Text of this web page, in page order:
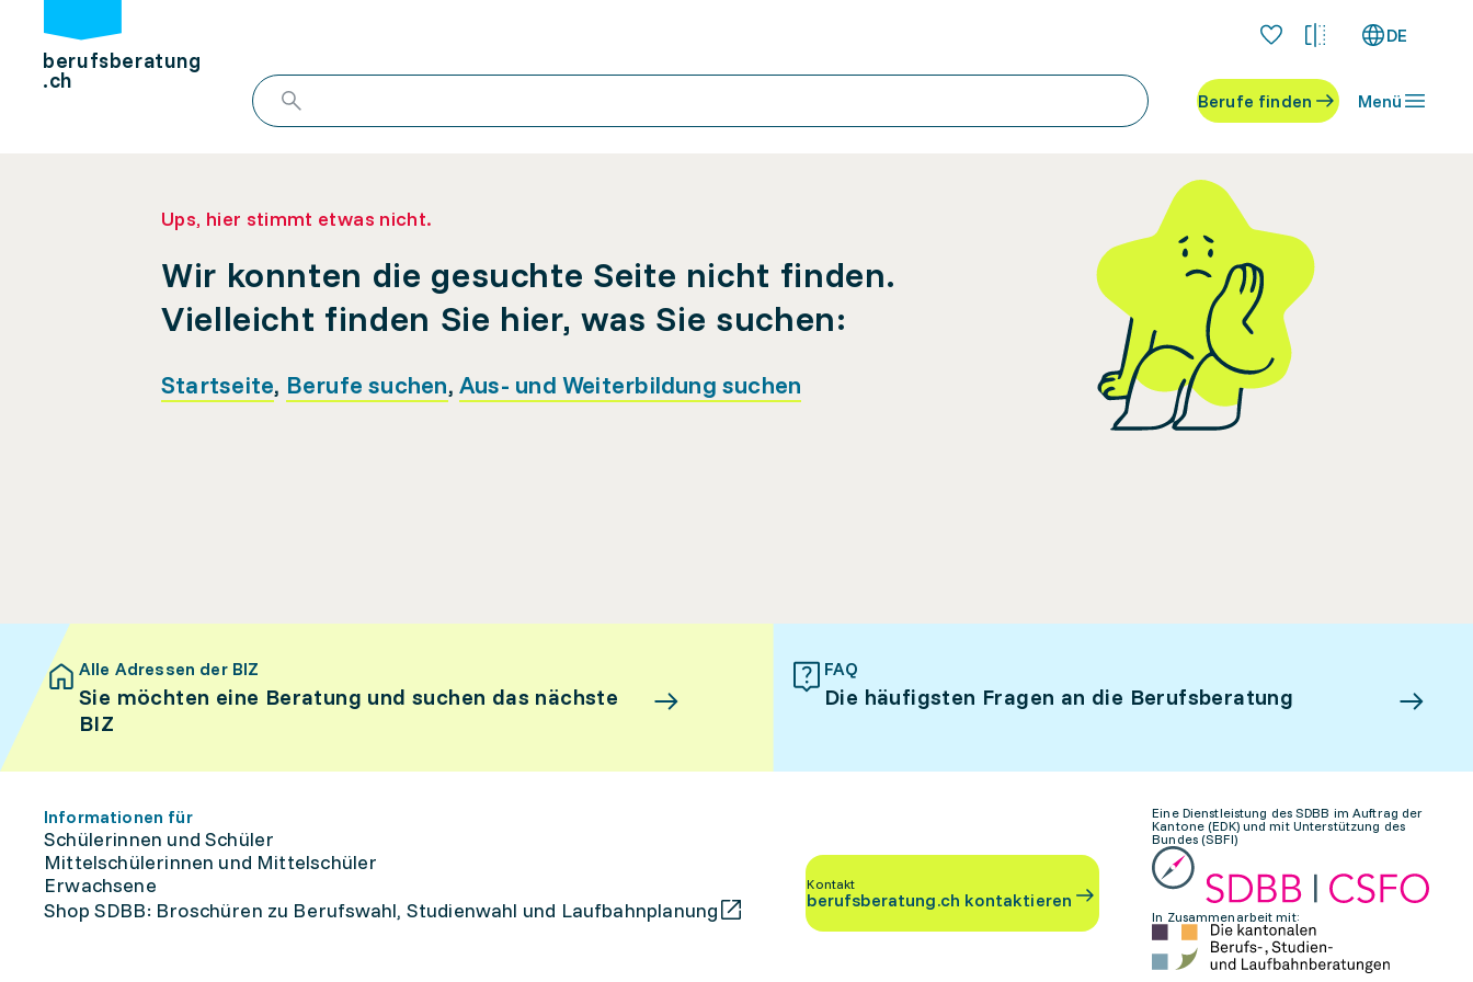
berufsberatung
.ch
DE
Berufe finden Menü
Ups, hier stimmt etwas nicht.
Wir konnten die gesuchte Seite nicht finden.
Vielleicht finden Sie hier, was Sie suchen:
Startseite, Berufe suchen, Aus- und Weiterbildung suchen
Alle Adressen der BIZ
Sie möchten eine Beratung und suchen das nächste
BIZ
FAQ
Die häufigsten Fragen an die Berufsberatung
Informationen für
Schülerinnen und Schüler
Mittelschülerinnen und Mittelschüler
Erwachsene
Shop SDBB: Broschüren zu Berufswahl, Studienwahl und Laufbahnplanung
Kontakt
berufsberatung.ch kontaktieren
Eine Dienstleistung des SDBB im Auftrag der
Kantone (EDK) und mit Unterstützung des
Bundes (SBFI)
In Zusammenarbeit mit: